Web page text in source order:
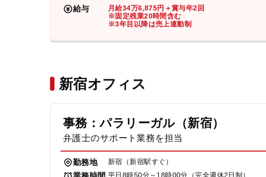
給与
月給34万6,875円＋賞与年2回
※固定残業20時間含む
※3年目以降は売上連動制
新宿オフィス
事務：パラリーガル（新宿）
弁護士のサポート業務を担当
勤務地 新宿（新宿駅すぐ）
平日8時50分～18時00分（完全週休2日制）